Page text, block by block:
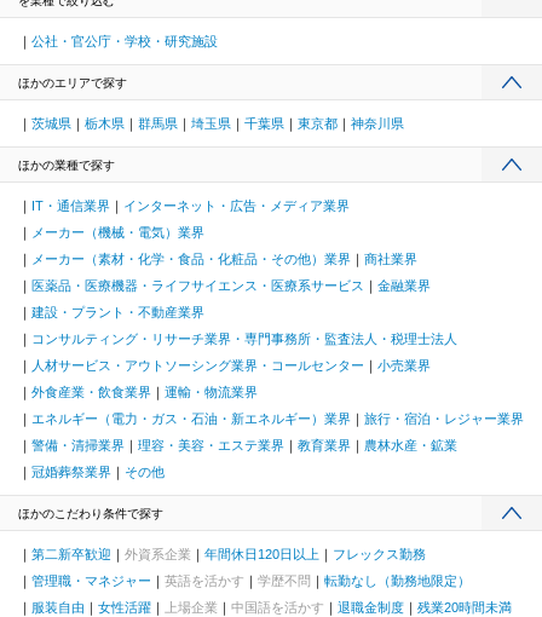
公社・官公庁・学校・研究施設
ほかのエリアで探す
茨城県 栃木県 群馬県 埼玉県 千葉県 東京都 神奈川県
ほかの業種で探す
IT・通信業界
インターネット・広告・メディア業界
メーカー（機械・電気）業界
メーカー（素材・化学・食品・化粧品・その他）業界
商社業界
医薬品・医療機器・ライフサイエンス・医療系サービス
金融業界
建設・プラント・不動産業界
コンサルティング・リサーチ業界・専門事務所・監査法人・税理士法人
人材サービス・アウトソーシング業界・コールセンター
小売業界
外食産業・飲食業界
運輸・物流業界
エネルギー（電力・ガス・石油・新エネルギー）業界
旅行・宿泊・レジャー業界
警備・清掃業界
理容・美容・エステ業界 教育業界
農林水産・鉱業
冠婚葬祭業界
その他
ほかのこだわり条件で探す
第二新卒歓迎 外資系企業 年間休日120日以上
フレックス勤務
管理職・マネジャー
英語を活かす 学歴不問
転勤なし（勤務地限定）
服装自由
女性活躍 上場企業 中国語を活かす 退職金制度
残業20時間未満